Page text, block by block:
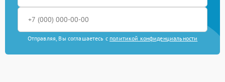
Отправляя, Вы соглашаетесь с политикой конфиденциальности